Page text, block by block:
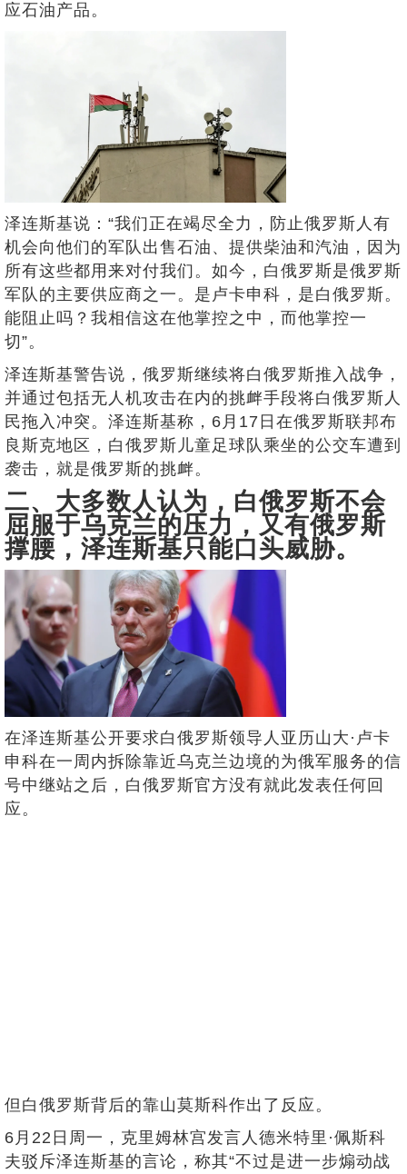
应石油产品。
泽连斯基说：“我们正在竭尽全力，防止俄罗斯人有
机会向他们的军队出售石油、提供柴油和汽油，因为
所有这些都用来对付我们。如今，白俄罗斯是俄罗斯
军队的主要供应商之一。是卢卡申科，是白俄罗斯。
能阻止吗？我相信这在他掌控之中，而他掌控一
切”。
泽连斯基警告说，俄罗斯继续将白俄罗斯推入战争，
并通过包括无人机攻击在内的挑衅手段将白俄罗斯人
民拖入冲突。泽连斯基称，6月17日在俄罗斯联邦布
良斯克地区，白俄罗斯儿童足球队乘坐的公交车遭到
袭击，就是俄罗斯的挑衅。
二、大多数人认为，白俄罗斯不会
屈服于乌克兰的压力，又有俄罗斯
撑腰，泽连斯基只能口头威胁。
在泽连斯基公开要求白俄罗斯领导人亚历山大·卢卡
申科在一周内拆除靠近乌克兰边境的为俄军服务的信
号中继站之后，白俄罗斯官方没有就此发表任何回
应。
但白俄罗斯背后的靠山莫斯科作出了反应。
6月22日周一，克里姆林宫发言人德米特里·佩斯科
夫驳斥泽连斯基的言论，称其“不过是进一步煽动战